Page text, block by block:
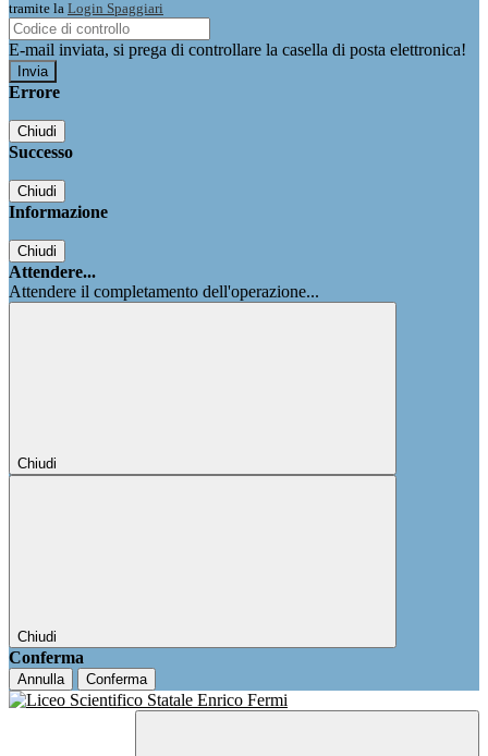
tramite la Login Spaggiari
E-mail inviata, si prega di controllare la casella di posta elettronica!
Errore
Chiudi
Successo
Chiudi
Informazione
Chiudi
Attendere...
Attendere il completamento dell'operazione...
Chiudi
Chiudi
Conferma
Annulla Conferma